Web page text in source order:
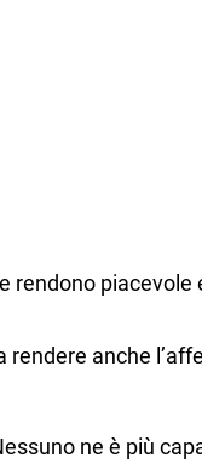
rendono
anche
ne è più